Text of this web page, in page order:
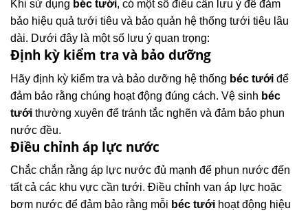
Khi sử dụng béc tưới, có một số điều cần lưu ý để đảm
bảo hiệu quả tưới tiêu và bảo quản hệ thống tưới tiêu lâu
dài. Dưới đây là một số lưu ý quan trọng:
Định kỳ kiểm tra và bảo dưỡng
Hãy định kỳ kiểm tra và bảo dưỡng hệ thống béc tưới để
đảm bảo rằng chúng hoạt động đúng cách. Vệ sinh béc
tưới thường xuyên để tránh tắc nghẽn và đảm bảo phun
nước đều.
Điều chỉnh áp lực nước
Chắc chắn rằng áp lực nước đủ mạnh để phun nước đến
tất cả các khu vực cần tưới. Điều chỉnh van áp lực hoặc
bơm nước để đảm bảo rằng mỗi béc tưới hoạt động hiệu